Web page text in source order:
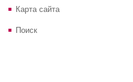
Карта сайта
Поиск